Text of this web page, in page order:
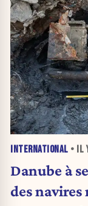
INTERNATIONAL • IL
Danube à
des navires